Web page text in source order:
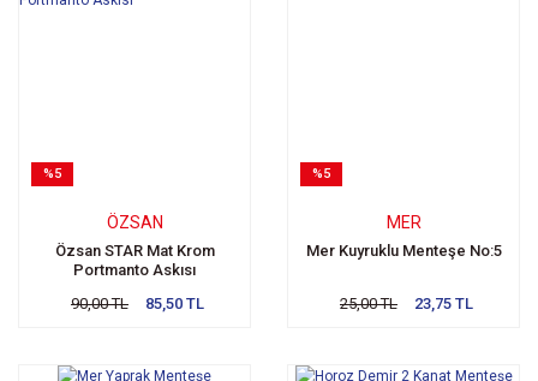
%5
ÖZSAN
Özsan STAR Mat Krom
Portmanto Askısı
90,00 TL
85,50 TL
%5
MER
Mer Kuyruklu Menteşe No:5
25,00 TL 23,75 TL